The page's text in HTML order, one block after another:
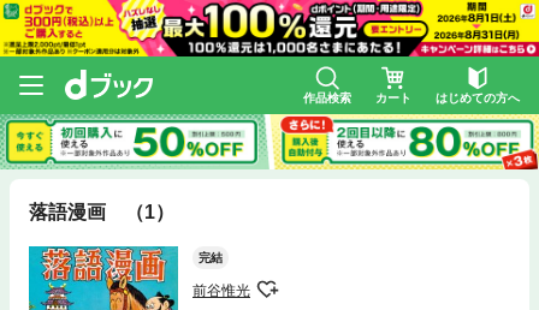
作品検索 カート はじめての方へ
落語漫画 （1）
完結
前谷惟光